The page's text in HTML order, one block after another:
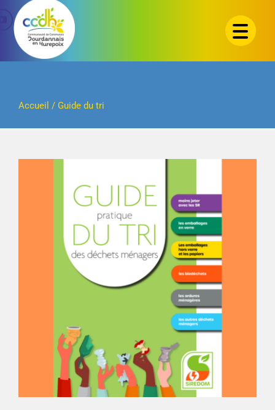
Passer
contenu
Accueil / Guide du tri